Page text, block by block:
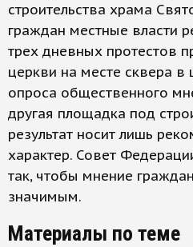
строительства храма
граждан местные власти
трех дневных протестов
церкви на месте сквера в
опроса общественного
другая площадка под
результат носит лишь
характер. Совет
так, чтобы мнение
значимым.
Материалы по теме